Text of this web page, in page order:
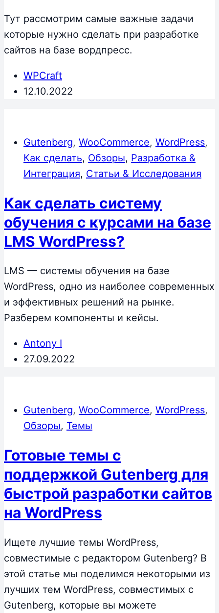
Тут рассмотрим самые важные задачи
которые нужно сделать при разработке
сайтов на базе вордпресс.
WPCraft
12.10.2022
Gutenberg, WooCommerce, WordPress,
Как сделать, Обзоры, Разработка &
Интеграция, Статьи & Исследования
Как сделать систему
обучения с курсами на базе
LMS WordPress?
LMS — системы обучения на базе
WordPress, одно из наиболее современных
и эффективных решений на рынке.
Разберем компоненты и кейсы.
Antony I
27.09.2022
Gutenberg, WooCommerce, WordPress,
Обзоры, Темы
Готовые темы с
поддержкой Gutenberg для
быстрой разработки сайтов
на WordPress
Ищете лучшие темы WordPress,
совместимые с редактором Gutenberg? В
этой статье мы поделимся некоторыми из
лучших тем WordPress, совместимых с
Gutenberg, которые вы можете